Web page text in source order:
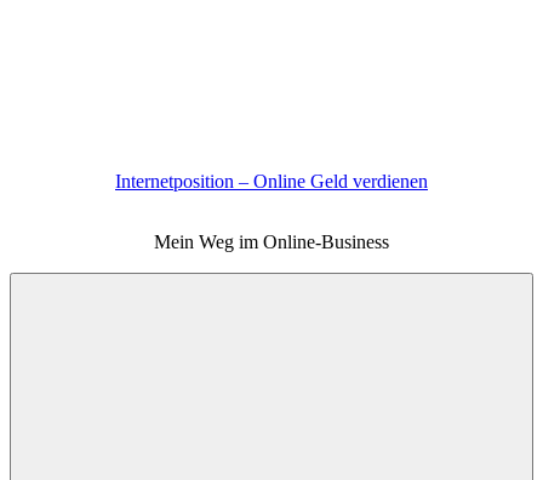
Internetposition – Online Geld verdienen
Mein Weg im Online-Business